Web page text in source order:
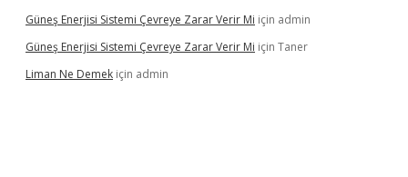
Güneş Enerjisi Sistemi Çevreye Zarar Verir Mi için admin
Güneş Enerjisi Sistemi Çevreye Zarar Verir Mi için Taner
Liman Ne Demek için admin